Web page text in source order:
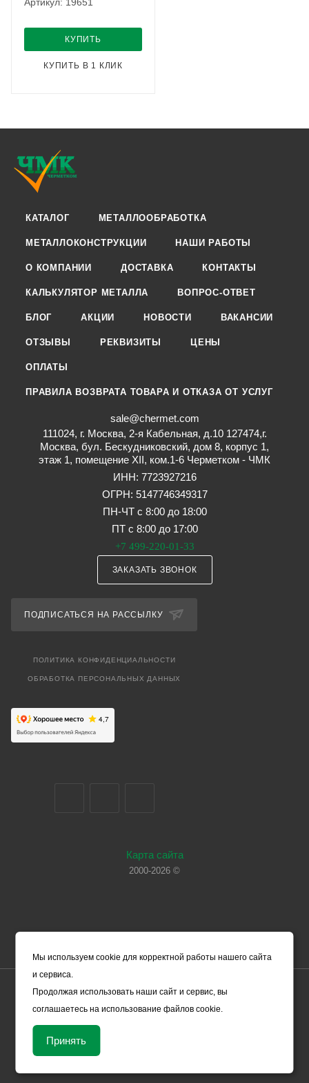
КУПИТЬ
КУПИТЬ В 1 КЛИК
КАТАЛОГ МЕТАЛЛООБРАБОТКА
МЕТАЛЛОКОНСТРУКЦИИ НАШИ РАБОТЫ
О КОМПАНИИ ДОСТАВКА КОНТАКТЫ
КАЛЬКУЛЯТОР МЕТАЛЛА ВОПРОС-ОТВЕТ
БЛОГ АКЦИИ НОВОСТИ ВАКАНСИИ
ОТЗЫВЫ РЕКВИЗИТЫ ЦЕНЫ
ОПЛАТЫ
ПРАВИЛА ВОЗВРАТА ТОВАРА И ОТКАЗА ОТ УСЛУГ
sale@chermet.com
111024, г. Москва, 2-я Кабельная, д.10 127474,г.
Москва, бул. Бескудниковский, дом 8, корпус 1,
этаж 1, помещение XII, ком.1-6 Черметком - ЧМК
ИНН: 7723927216
ОГРН: 5147746349317
ПН-ЧТ с 8:00 до 18:00
ПТ с 8:00 до 17:00
+7 499-220-01-33
ЗАКАЗАТЬ ЗВОНОК
ПОДПИСАТЬСЯ НА РАССЫЛКУ
ПОЛИТИКА КОНФИДЕНЦИАЛЬНОСТИ
ОБРАБОТКА ПЕРСОНАЛЬНЫХ ДАННЫХ
Карта сайта
2000-2026 ©
Цены, указанные на сайте, носят справочный характер и не
являются офертой (в соответствии со ст. 435 ГК РФ). Они могут
Договора. Окончательная стоимость товара формируется
Мы используем cookie для корректной работы нашего сайта
и сервиса.
Продолжая использовать наши сайт и сервис, вы
соглашаетесь на использование файлов cookie.
Принять